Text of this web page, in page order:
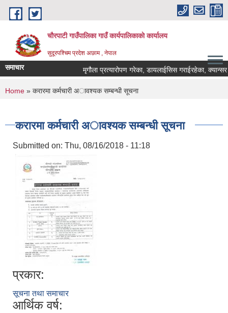
Skip to main content
चौरपाटी गाउँपालिका गाउँ कार्यपालिकाकाे कार्यालय
सुदूरपश्चिम प्रदेश अछाम , नेपाल
समाचार मृगौला प्रत्यारोपण गरेका, डायलाईसिस गराईरहेका, क्यान्सर
You are here
Home » करारमा कर्मचारी अावश्यक सम्बन्धी सूचना
करारमा कर्मचारी अावश्यक सम्बन्धी सूचना
Submitted on: Thu, 08/16/2018 - 11:18
प्रकार:
सूचना तथा समाचार
आर्थिक वर्ष: